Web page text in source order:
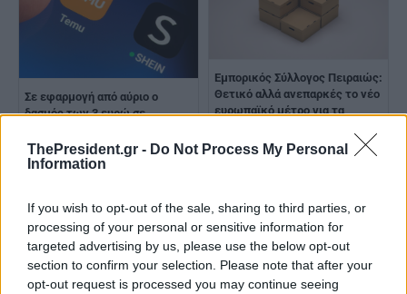
ThePresident.gr - Do Not Process My Personal
Information
If you wish to opt-out of the sale, sharing to third parties, or
processing of your personal or sensitive information for
targeted advertising by us, please use the below opt-out
section to confirm your selection. Please note that after your
opt-out request is processed you may continue seeing
Σε εφαρμογή από αύριο ο
δασμός των 3 ευρώ σε
Εμπορικός Σύλλογος Πειραιώς:
Θετικό αλλά ανεπαρκές το νέο
ευρωπαϊκό μέτρο για τα
είναι οι ίσοι κανόνες
Εισαγωγικός δασμός 3 ευρώ
Στα 5,9 δισ. τα δέματα